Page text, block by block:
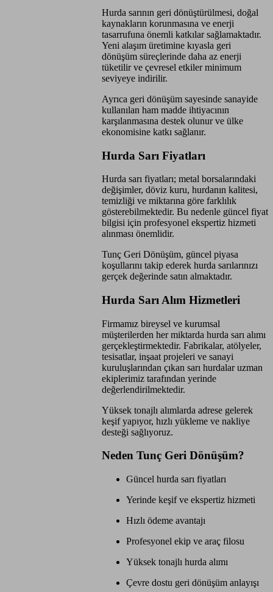
Hurda sarının geri dönüştürülmesi, doğal
kaynakların korunmasına ve enerji
tasarrufuna önemli katkılar sağlamaktadır.
Yeni alaşım üretimine kıyasla geri
dönüşüm süreçlerinde daha az enerji
tüketilir ve çevresel etkiler minimum
seviyeye indirilir.
Ayrıca geri dönüşüm sayesinde sanayide
kullanılan ham madde ihtiyacının
karşılanmasına destek olunur ve ülke
ekonomisine katkı sağlanır.
Hurda Sarı Fiyatları
Hurda sarı fiyatları; metal borsalarındaki
değişimler, döviz kuru, hurdanın kalitesi,
temizliği ve miktarına göre farklılık
gösterebilmektedir. Bu nedenle güncel fiyat
bilgisi için profesyonel ekspertiz hizmeti
alınması önemlidir.
Tunç Geri Dönüşüm, güncel piyasa
koşullarını takip ederek hurda sarılarınızı
gerçek değerinde satın almaktadır.
Hurda Sarı Alım Hizmetleri
Firmamız bireysel ve kurumsal
müşterilerden her miktarda hurda sarı alımı
gerçekleştirmektedir. Fabrikalar, atölyeler,
tesisatlar, inşaat projeleri ve sanayi
kuruluşlarından çıkan sarı hurdalar uzman
ekiplerimiz tarafından yerinde
değerlendirilmektedir.
Yüksek tonajlı alımlarda adrese gelerek
keşif yapıyor, hızlı yükleme ve nakliye
desteği sağlıyoruz.
Neden Tunç Geri Dönüşüm?
Güncel hurda sarı fiyatları
Yerinde keşif ve ekspertiz hizmeti
Hızlı ödeme avantajı
Profesyonel ekip ve araç filosu
Yüksek tonajlı hurda alımı
Çevre dostu geri dönüşüm anlayışı